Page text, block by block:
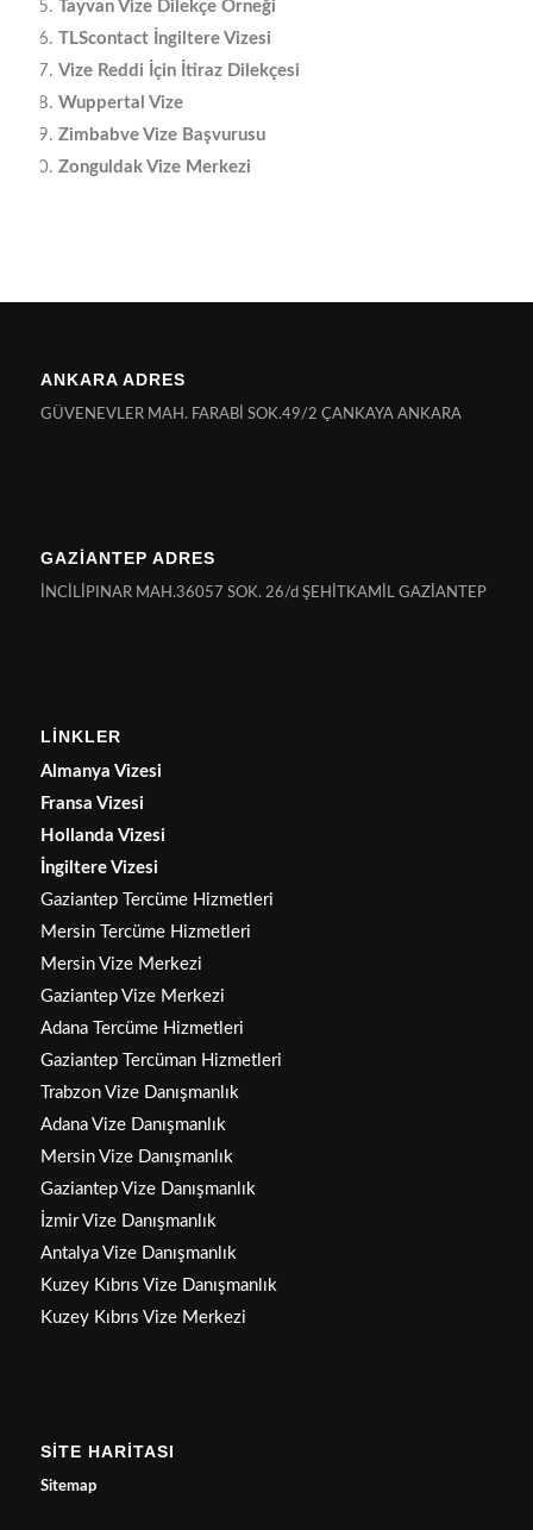
Tayvan Vize Dilekçe Örneği
TLScontact İngiltere Vizesi
Vize Reddi İçin İtiraz Dilekçesi
Wuppertal Vize
Zimbabve Vize Başvurusu
Zonguldak Vize Merkezi
ANKARA ADRES
GÜVENEVLER MAH. FARABİ SOK.49/2 ÇANKAYA ANKARA
GAZİANTEP ADRES
İNCİLİPINAR MAH.36057 SOK. 26/d ŞEHİTKAMİL GAZİANTEP
LİNKLER
Almanya Vizesi
Fransa Vizesi
Hollanda Vizesi
İngiltere Vizesi
Gaziantep Tercüme Hizmetleri
Mersin Tercüme Hizmetleri
Mersin Vize Merkezi
Gaziantep Vize Merkezi
Adana Tercüme Hizmetleri
Gaziantep Tercüman Hizmetleri
Trabzon Vize Danışmanlık
Adana Vize Danışmanlık
Mersin Vize Danışmanlık
Gaziantep Vize Danışmanlık
İzmir Vize Danışmanlık
Antalya Vize Danışmanlık
Kuzey Kıbrıs Vize Danışmanlık
Kuzey Kıbrıs Vize Merkezi
SİTE HARİTASI
Sitemap